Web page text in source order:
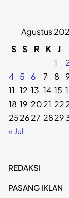
Agustus
S S R K J
1
4
5 6 7 8
11 12 13 14 15
18 19 2021 22
252627 2829
« Jul
REDAKSI
PASANG IKLAN